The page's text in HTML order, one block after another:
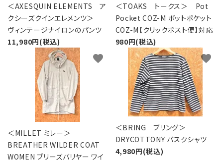
＜AXESQUIN ELEMENTS ア
クシーズクインエレメンツ＞
ヴィンテージナイロンのパンツ
11,980円(税込)
＜TOAKS トークス＞ Pot
Pocket COZ-M ポットポケット
COZ-M【クリックポスト便】対応
980円(税込)
＜MILLET ミレー＞
BREATHER WILDER COAT
WOMEN ブリーズバリヤー ワイ
favorite
＜BRING ブリング＞
DRYCOTTONY バスクシャツ
4,980円(税込)
favorite